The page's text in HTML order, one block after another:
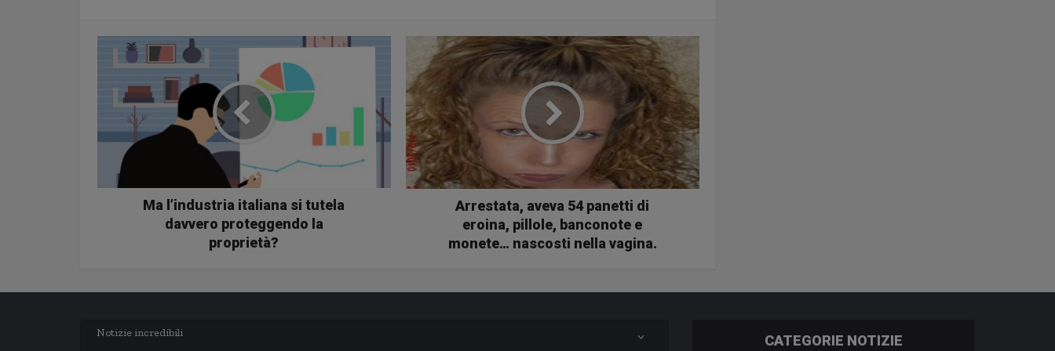
Ma l’industria italiana si tutela
davvero proteggendo la
proprietà?
Arrestata, aveva 54 panetti di
eroina, pillole, banconote e
monete… nascosti nella vagina.
Notizie incredibili CATEGORIE NOTIZIE